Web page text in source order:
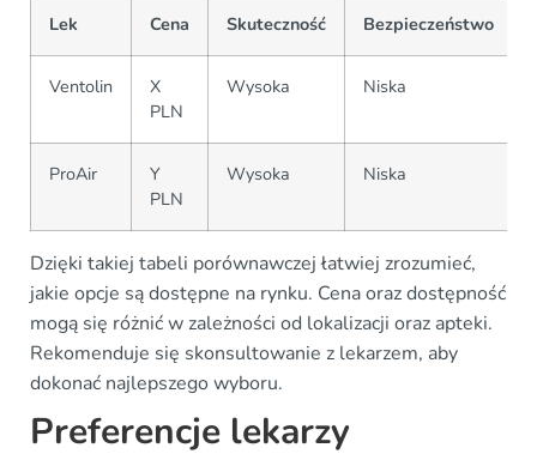
Lek Cena Skuteczność Bezpieczeństwo
Ventolin
X
PLN
Wysoka Niska
ProAir
Y
PLN
Wysoka Niska
Dzięki takiej tabeli porównawczej łatwiej zrozumieć,
jakie opcje są dostępne na rynku. Cena oraz dostępność
mogą się różnić w zależności od lokalizacji oraz apteki.
Rekomenduje się skonsultowanie z lekarzem, aby
dokonać najlepszego wyboru.
Preferencje lekarzy